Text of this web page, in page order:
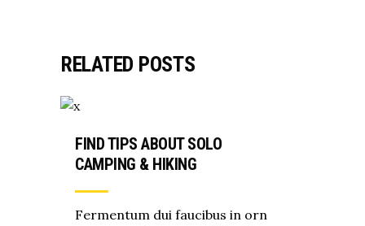
RELATED POSTS
FIND TIPS ABOUT SOLO
CAMPING & HIKING
Fermentum dui faucibus in orn